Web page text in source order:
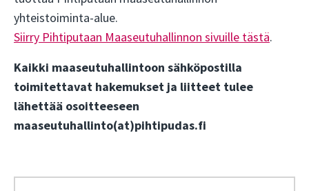
yhteistoiminta-alue.
Siirry Pihtiputaan Maaseutuhallinnon sivuille tästä.
Kaikki maaseutuhallintoon sähköpostilla
toimitettavat hakemukset ja liitteet tulee
lähettää osoitteeseen
maaseutuhallinto(at)pihtipudas.fi